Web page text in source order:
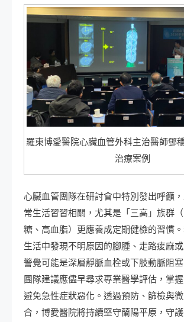
羅東博愛醫院心臟血管外科主治醫師鄧
治療案例
心臟血管團隊在研討會中特別發出呼籲
常生活習習相關，尤其是「三高」族群
糖、高血脂）更應養成定期健檢的習慣
生活中發現不明原因的腳腫、走路痠麻
警覺可能是深層靜脈血栓或下肢動脈阻
團隊建議應儘早尋求專業醫學評估，掌握
避免急性症狀惡化。透過預防、篩檢與
合，博愛醫院將持續堅守蘭陽平原，守